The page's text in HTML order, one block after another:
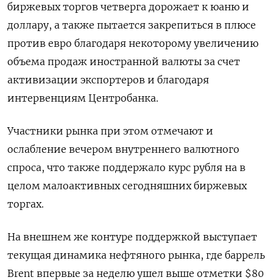
биржевых торгов четверга дорожает к юаню и
доллару, а также пытается закрепиться в плюсе
против евро благодаря некоторому увеличению
объема продаж иностранной валюты за счет
активизации экспортеров и благодаря
интервенциям Центробанка.
Участники рынка при этом отмечают и
ослабление вечером внутреннего валютного
спроса, что также поддержало курс рубля на в
целом малоактивных сегодняшних биржевых
торгах.
На внешнем же контуре поддержкой выступает
текущая динамика нефтяного рынка, где баррель
Brent впервые за неделю ушел выше отметки $80